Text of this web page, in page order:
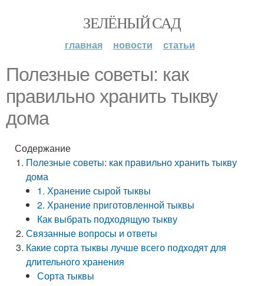
ЗЕЛЁНЫЙ САД
главная новости статьи
Полезные советы: как
правильно хранить тыкву
дома
Содержание
Полезные советы: как правильно хранить тыкву
дома
1. Хранение сырой тыквы
2. Хранение приготовленной тыквы
Как выбрать подходящую тыкву
Связанные вопросы и ответы
Какие сорта тыквы лучше всего подходят для
длительного хранения
Сорта тыквы